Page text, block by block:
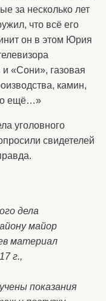
за несколько лет
что всё его
он в этом Юрия
«Сони», газовая
камин,
ещё…»
уголовного
свидетелей
дела
майор
материал
г.,
показания